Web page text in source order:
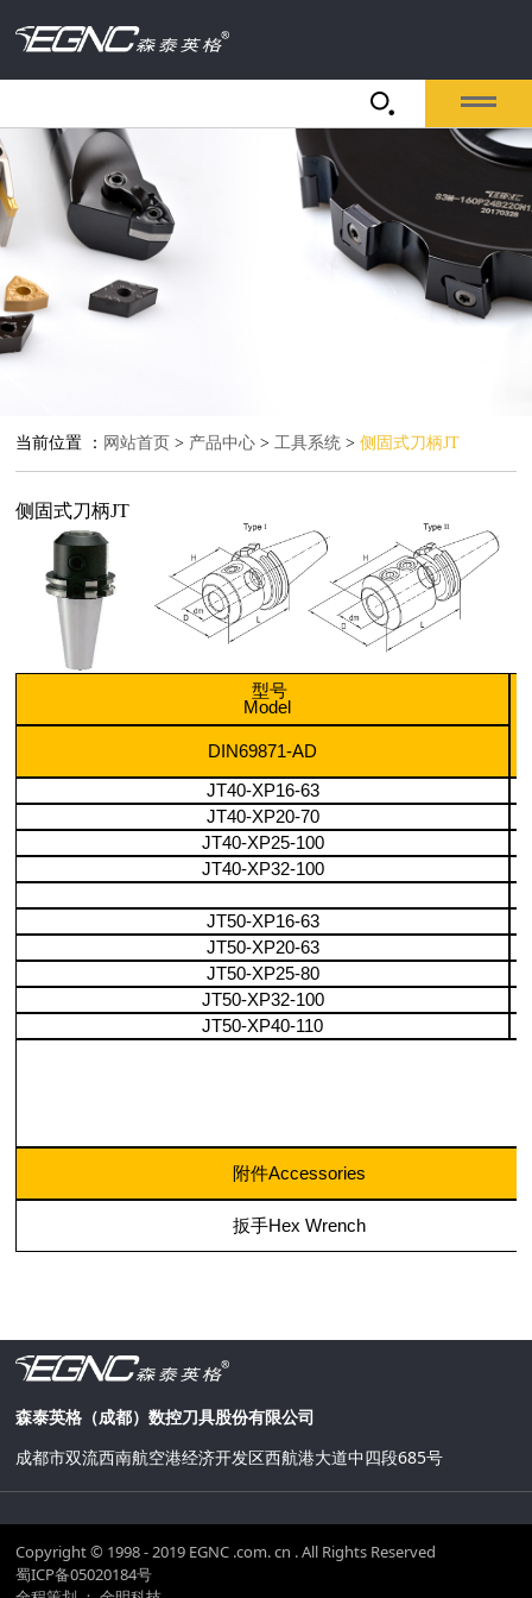
当前位置 ： 网站首页 > 产品中心 >工具系统 >侧固式刀柄JT
侧固式刀柄JT
型号
Model
DIN69871-AD
JT40-XP16-63
JT40-XP20-70
JT40-XP25-100
JT40-XP32-100
JT50-XP16-63
JT50-XP20-63
JT50-XP25-80
JT50-XP32-100
JT50-XP40-110
附件Accessories
扳手Hex Wrench
森泰英格（成都）数控刀具股份有限公司
成都市双流西南航空港经济开发区西航港大道中四段685号
Copyright © 1998 - 2019 EGNC .com. cn . All Rights Reserved
蜀ICP备05020184号